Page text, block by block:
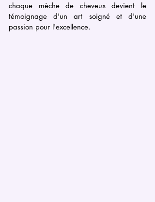
chaque mèche de cheveux devient le
témoignage d'un art soigné et d'une
passion pour l'excellence.